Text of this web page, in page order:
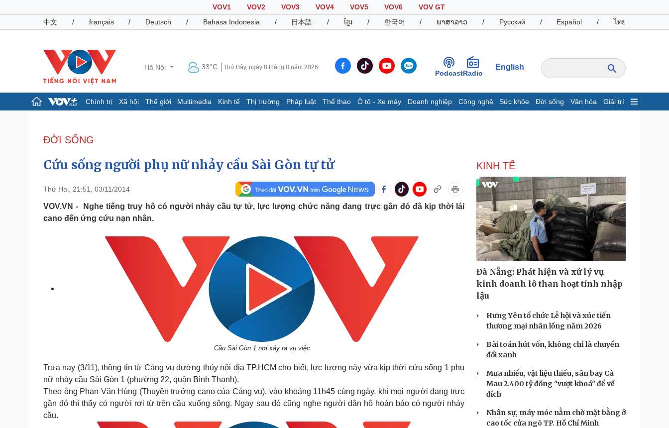
VOV1 VOV2 VOV3 VOV4 VOV5 VOV6
VOV GT
中文
/ français / Deutsch / Bahasa Indonesia / 日本語 / ខ្មែរ / 한국어 / ພາສາລາວ / Русский / Español / ไทย
Hà Nội 33°C Thứ Bảy, ngày 8 tháng 8 năm 2026
PodcastRadio
English
Chính trị Xã hội Thế giới Multimedia Kinh tế Thị trường Pháp luật Thể thao Ô tô - Xe máy Doanh nghiệp Công nghệ Sức khỏe Đời sống Văn hóa Giải trí
Đảng
Tổ chức nhân sự
Nhận diện sự thật
Dấu ấn VOV
Giá cà phê
Pháp luật
Vụ án
Quân sự - Quốc phòng
Vũ khí
Phân tích
Thể thao
Thế giới thể thao
Hậu trường
Ô tô - Xe máy
Doanh nghiệp
Thông tin doanh nghiệp
Doanh nghiệp 24h
Doanh nhân
Vì cộng đồng
Công nghệ
Sành điệu
Tin Công nghệ
Trải nghiệm
Chuyển đổi số
Dinh dưỡng - món ngon
Ăn sạch sống khỏe
Tình yêu - Gia đình
Văn hóa
Sân khấu - Điện ảnh
Văn học
Âm nhạc
Podcast
Câu chuyện thời sự
Cửa sổ tình yêu
Kể chuyện cho bé
Hạt giống tâm hồn
Cải chính
ĐỜI SỐNG
Cứu sống người phụ nữ nhảy cầu Sài Gòn tự tử
Thứ Hai, 21:51, 03/11/2014
VOV.VN - Nghe tiếng truy hô có người nhảy cầu tự tử, lực lượng chức năng đang trực gần đó đã kịp thời lái
cano đến ứng cứu nạn nhân.
Cầu Sài Gòn 1 nơi xảy ra vụ việc
Trưa nay (3/11), thông tin từ Cảng vụ đường thủy nội địa TP.HCM cho biết, lực lượng này vừa kịp thời cứu sống 1 phụ
nữ nhảy cầu Sài Gòn 1 (phường 22, quận Bình Thạnh).
Theo ông Phan Văn Hùng (Thuyền trưởng cano của Cảng vụ), vào khoảng 11h45 cùng ngày, khi mọi người đang trực
gần đó thì thấy có người rơi từ trên cầu xuống sông. Ngay sau đó cũng nghe người dân hô hoán báo có người nhảy
cầu.
KINH TẾ
Đà Nẵng: Phát hiện và xử lý vụ
kinh doanh lô than hoạt tính nhập
lậu
Hưng Yên tổ chức Lễ hội và xúc tiến
thương mại nhãn lồng năm 2026
Bài toán hút vốn, không chỉ là chuyển
đổi xanh
Mưa nhiều, vật liệu thiếu, sân bay Cà
Mau 2.400 tỷ đồng "vượt khoá" để về
đích
Nhân sự, máy móc nằm chờ mặt bằng ở
cao tốc cửa ngõ TP. Hồ Chí Minh